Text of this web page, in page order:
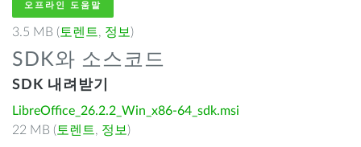
오프라인 도움말
3.5 MB ( 토렌트, 정보 )
SDK와 소스코드
SDK 내려받기
LibreOffice_26.2.2_Win_x86-64_sdk.msi
22 MB ( 토렌트, 정보 )